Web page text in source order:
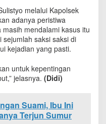
melalui Kapolsek
adanya peristiwa
mendalami kasus itu
saksi saksi di
kejadian yang pasti.
untuk kepentingan
jelasnya. (Didi)
Suami, Ibu Ini
Terjun Sumur